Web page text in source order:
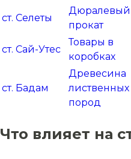
ст. Селеты
Дюралевый
прокат
ст. Сай-Утес
Товары в
коробках
ст. Бадам
Древесина
лиственных
пород
Что влияет на